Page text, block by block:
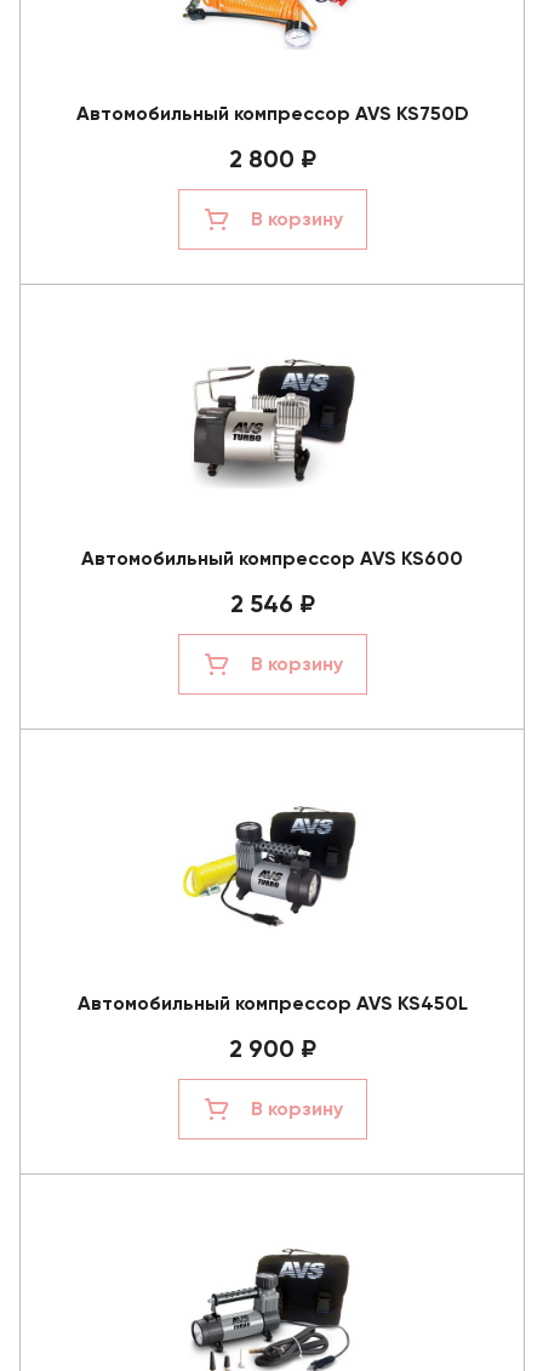
Автомобильный компрессор AVS KS750D
2 800 ₽
В корзину
Автомобильный компрессор AVS KS600
2 546 ₽
В корзину
Автомобильный компрессор AVS KS450L
2 900 ₽
В корзину